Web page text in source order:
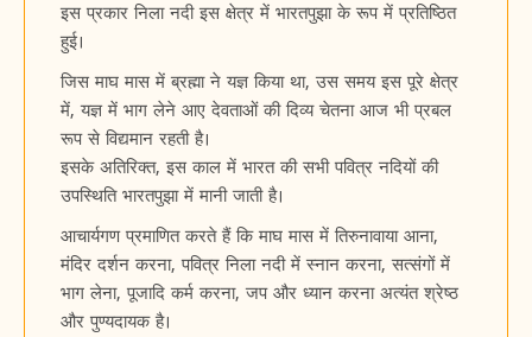
इस प्रकार निला नदी इस क्षेत्र में भारतपुझा के रूप में प्रतिष्ठित
हुई।
जिस माघ मास में ब्रह्मा ने यज्ञ किया था, उस समय इस पूरे क्षेत्र
में, यज्ञ में भाग लेने आए देवताओं की दिव्य चेतना आज भी प्रबल
रूप से विद्यमान रहती है।
इसके अतिरिक्त, इस काल में भारत की सभी पवित्र नदियों की
उपस्थिति भारतपुझा में मानी जाती है।
आचार्यगण प्रमाणित करते हैं कि माघ मास में तिरुनावाया आना,
मंदिर दर्शन करना, पवित्र निला नदी में स्नान करना, सत्संगों में
भाग लेना, पूजादि कर्म करना, जप और ध्यान करना अत्यंत श्रेष्ठ
और पुण्यदायक है।